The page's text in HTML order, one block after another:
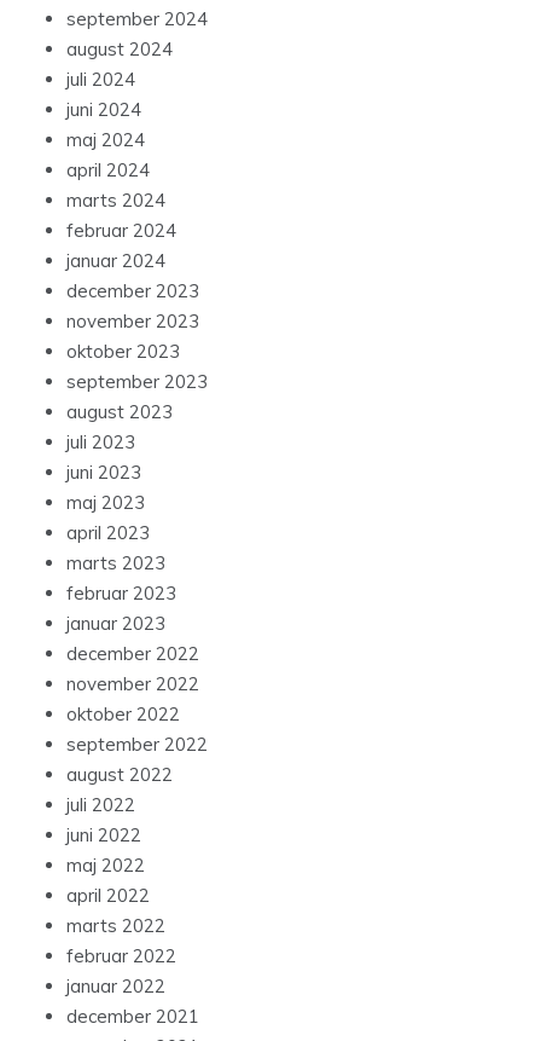
september 2024
august 2024
juli 2024
juni 2024
maj 2024
april 2024
marts 2024
februar 2024
januar 2024
december 2023
november 2023
oktober 2023
september 2023
august 2023
juli 2023
juni 2023
maj 2023
april 2023
marts 2023
februar 2023
januar 2023
december 2022
november 2022
oktober 2022
september 2022
august 2022
juli 2022
juni 2022
maj 2022
april 2022
marts 2022
februar 2022
januar 2022
december 2021